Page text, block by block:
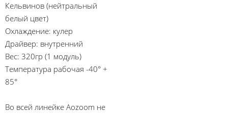
Кельвинов (нейтральный
белый цвет)
Охлаждение: кулер
Драйвер: внутренний
Вес: 320гр (1 модуль)
Температура рабочая -40° +
85°
Во всей линейке Aozoom не